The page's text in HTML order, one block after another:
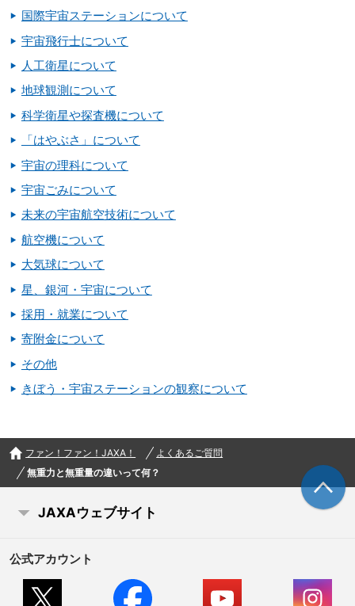
国際宇宙ステーションについて
宇宙飛行士について
人工衛星について
地球観測について
科学衛星や探査機について
「はやぶさ」について
宇宙の理科について
宇宙ごみについて
未来の宇宙航空技術について
航空機について
大気球について
星、銀河・宇宙について
採用・就業について
寄附金について
その他
きぼう・宇宙ステーションの観察について
ファン！ファン！JAXA！
よくあるご質問
無重力と無重量の違いって何？
JAXAウェブサイト
公式アカウント